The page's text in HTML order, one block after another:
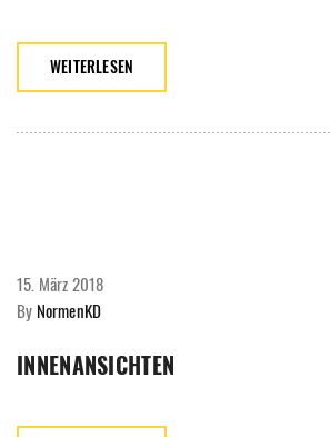
WEITERLESEN
15. März 2018
By NormenKD
INNENANSICHTEN